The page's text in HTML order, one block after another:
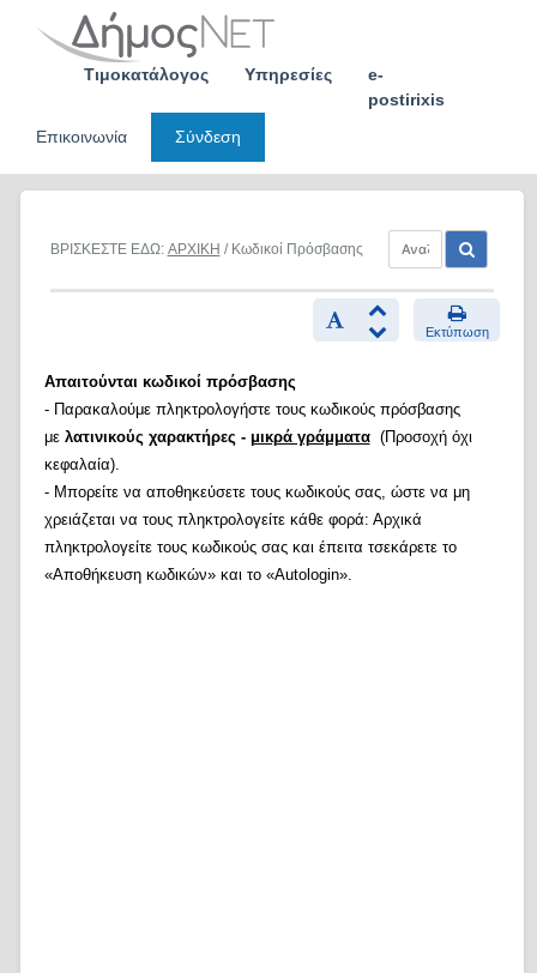
Τιμοκατάλογος Υπηρεσίες
e-
postirixis
Επικοινωνία
Σύνδεση
ΒΡΙΣΚΕΣΤΕ ΕΔΩ: ΑΡΧΙΚΗ / Κωδικοί Πρόσβασης
Εκτύπωση
Απαιτούνται κωδικοί πρόσβασης
- Παρακαλούμε πληκτρολογήστε τους κωδικούς πρόσβασης
με λατινικούς χαρακτήρες - μικρά γράμματα(Προσοχή όχι
κεφαλαία).
- Μπορείτε να αποθηκεύσετε τους κωδικούς σας, ώστε να μη
χρειάζεται να τους πληκτρολογείτε κάθε φορά: Αρχικά
πληκτρολογείτε τους κωδικούς σας και έπειτα τσεκάρετε το
«Αποθήκευση κωδικών» και το «Autologin».